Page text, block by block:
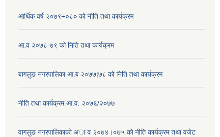
आर्थिक वर्ष २०७९÷०८० को नीति तथा कार्यक्रम
आ.व २०७८-७९ को निति तथा कार्यक्रम
बागलुङ नगरपालिका आ.ब २०७७|७८ को निति तथा कार्यक्रम
नीति तथा कार्यक्रम आ.व. २०७६/२०७७
वागलुङ नगरपालिकाकाे अा‍ व २०७४।०७५ काे नीति कार्यक्रम तथा वजेट